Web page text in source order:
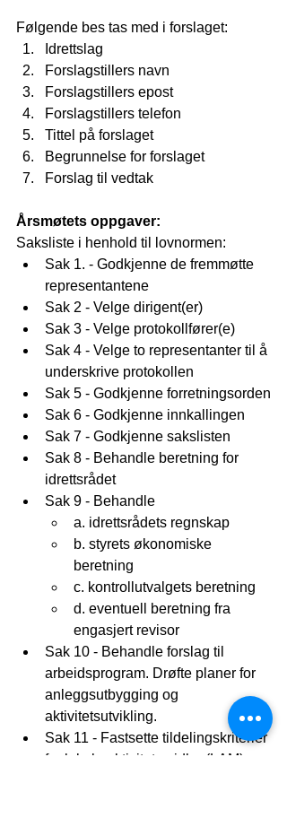
Følgende bes tas med i forslaget:
Idrettslag
Forslagstillers navn
Forslagstillers epost
Forslagstillers telefon
Tittel på forslaget
Begrunnelse for forslaget
Forslag til vedtak
Årsmøtets oppgaver:
Saksliste i henhold til lovnormen:
Sak 1. - Godkjenne de fremmøtte
representantene
Sak 2 - Velge dirigent(er)
Sak 3 - Velge protokollfører(e)
Sak 4 - Velge to representanter til å
Sak 5 - Godkjenne forretningsorden
Sak 6 - Godkjenne innkallingen
Sak 7 - Godkjenne sakslisten
Sak 8 - Behandle beretning for
idrettsrådet
Sak 9 - Behandle
a. idrettsrådets regnskap
b. styrets økonomiske
beretning
c. kontrollutvalgets beretning
d. eventuell beretning fra
Sak 10 - Behandle forslag til
arbeidsprogram. Drøfte planer for
anleggsutbygging og
aktivitetsutvikling.
Sak 11 - Fastsette tildelingskriterier